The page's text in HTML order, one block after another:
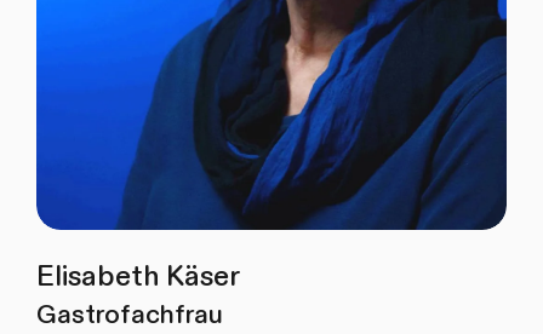
Elisabeth Käser
Gastrofachfrau